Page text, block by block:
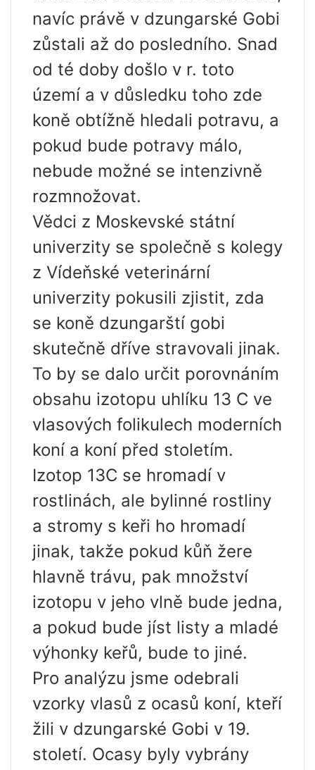
navíc právě v dzungarské Gobi
zůstali až do posledního. Snad
od té doby došlo v r. toto
území a v důsledku toho zde
koně obtížně hledali potravu, a
pokud bude potravy málo,
nebude možné se intenzivně
rozmnožovat.
Vědci z Moskevské státní
univerzity se společně s kolegy
z Vídeňské veterinární
univerzity pokusili zjistit, zda
se koně dzungarští gobi
skutečně dříve stravovali jinak.
To by se dalo určit porovnáním
obsahu izotopu uhlíku 13 C ve
vlasových folikulech moderních
koní a koní před stoletím.
Izotop 13C se hromadí v
rostlinách, ale bylinné rostliny
a stromy s keři ho hromadí
jinak, takže pokud kůň žere
hlavně trávu, pak množství
izotopu v jeho vlně bude jedna,
a pokud bude jíst listy a mladé
výhonky keřů, bude to jiné.
Pro analýzu jsme odebrali
vzorky vlasů z ocasů koní, kteří
žili v dzungarské Gobi v 19.
století. Ocasy byly vybrány